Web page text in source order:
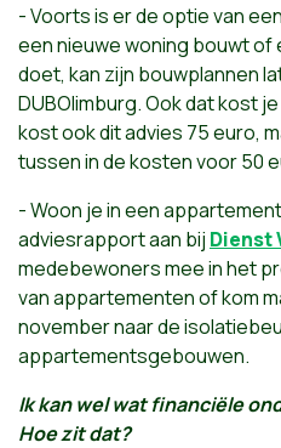
- Voorts is er de optie van een
een nieuwe woning bouwt
doet, kan zijn bouwplannen
DUBOlimburg. Ook dat kost
kost ook dit advies 75 euro,
tussen in de kosten voor 50
- Woon je in een
adviesrapport aan bij Dienst
medebewoners mee in het
van appartementen of kom
november naar de
appartementsgebouwen.
Ik kan wel wat financiële
Hoe zit dat?